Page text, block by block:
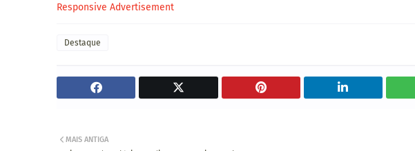
Responsive Advertisement
Destaque
MAIS ANTIGA